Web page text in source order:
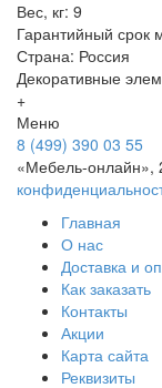
Вес, кг: 9
Гарантийный срок
Страна: Россия
Декоративные
+
Меню
8 (499) 390 03 55
«Мебель-
Главная
О нас
Доставка и
Как заказать
Контакты
Акции
Карта сайта
Реквизиты